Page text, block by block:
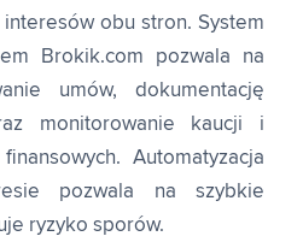
obu stron. System
Brokik.com pozwala na
umów, dokumentację
monitorowanie kaucji i
Automatyzacja
pozwala na szybkie
ryzyko sporów.